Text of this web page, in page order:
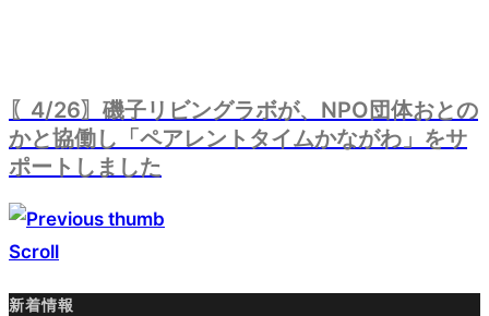
〖4/26〗磯子リビングラボが、NPO団体おとの
かと協働し「ペアレントタイムかながわ」をサ
ポートしました
Scroll
新着情報